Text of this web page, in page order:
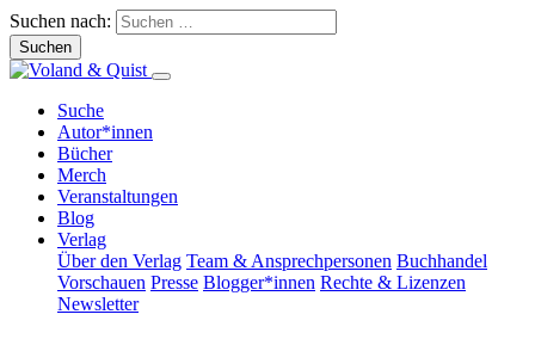
Suchen nach:
Suche
Autor*innen
Bücher
Merch
Veranstaltungen
Blog
Verlag
Über den Verlag Team & Ansprechpersonen Buchhandel
Vorschauen Presse Blogger*innen Rechte & Lizenzen
Newsletter